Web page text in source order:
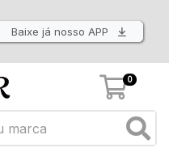
Baixe já nosso APP
0